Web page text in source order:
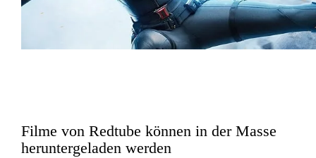
Filme von Redtube können in der Masse
heruntergeladen werden